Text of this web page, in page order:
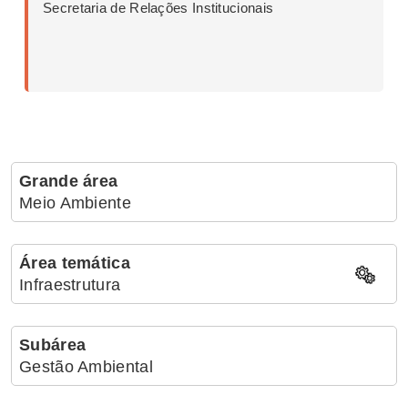
Secretaria de Relações Institucionais
Grande área
Meio Ambiente
Área temática
Infraestrutura
Subárea
Gestão Ambiental